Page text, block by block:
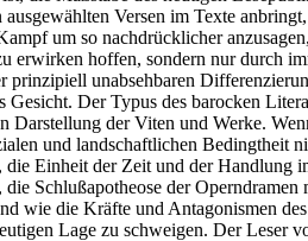
Versen im Texte
um so nachdrücklicher
erwirken hoffen, sondern nur durch
unabsehbaren
Der Typus des barocken
der Viten und Werke.
und landschaftlichen Bedingtheit
Einheit der Zeit und der
Schlußapotheose der
wie die Kräfte und Antagonismen
Lage zu schweigen. Der Leser